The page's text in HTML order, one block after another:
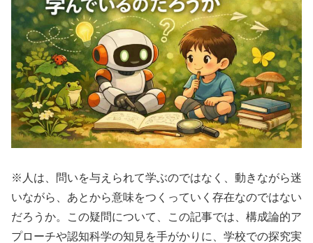
※人は、問いを与えられて学ぶのではなく、動きながら迷
いながら、あとから意味をつくっていく存在なのではない
だろうか。この疑問について、この記事では、構成論的ア
プローチや認知科学の知見を手がかりに、学校での探究実